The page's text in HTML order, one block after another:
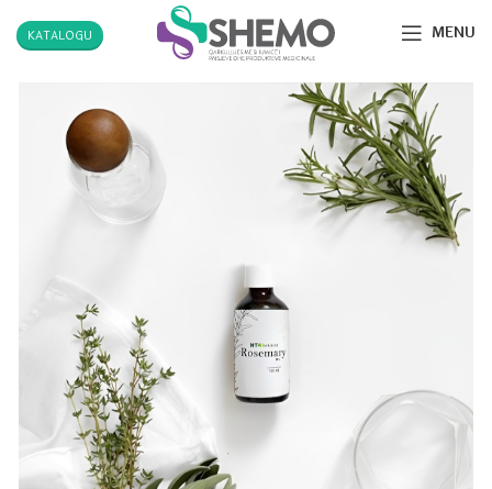
KATALOGU MENU